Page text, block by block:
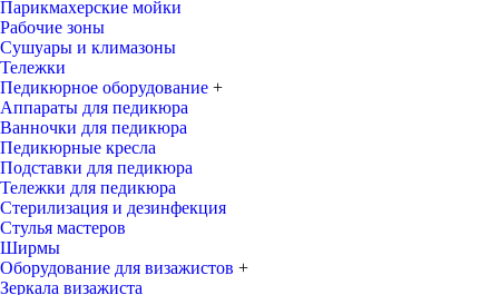
Парикмахерские мойки
Рабочие зоны
Сушуары и климазоны
Тележки
Педикюрное оборудование +
Аппараты для педикюра
Ванночки для педикюра
Педикюрные кресла
Подставки для педикюра
Тележки для педикюра
Стерилизация и дезинфекция
Стулья мастеров
Ширмы
Оборудование для визажистов +
Зеркала визажиста